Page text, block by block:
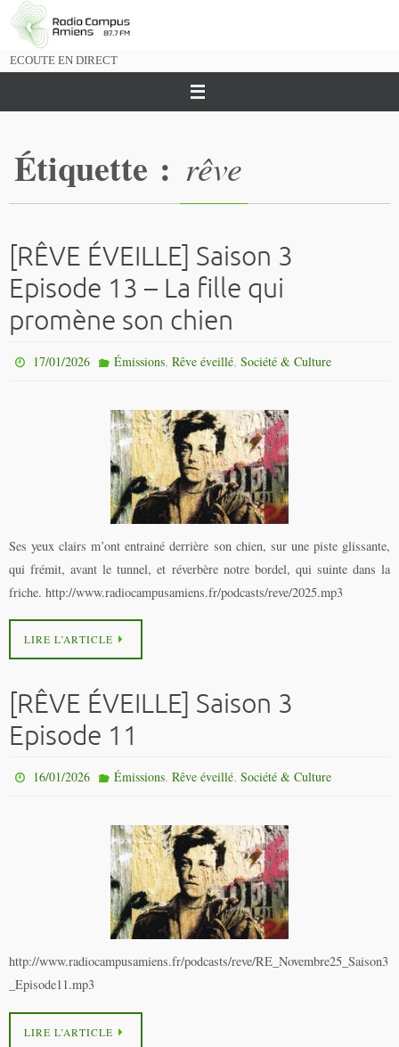
Passer
vers
ECOUTE EN DIRECT
Étiquette : rêve
[RÊVE ÉVEILLE] Saison 3
Episode 13 – La fille qui
promène son chien
17/01/2026 Émissions, Rêve éveillé, Société & Culture
Ses yeux clairs m’ont entrainé derrière son chien, sur une piste glissante,
qui frémit, avant le tunnel, et réverbère notre bordel, qui suinte dans la
friche. http://www.radiocampusamiens.fr/podcasts/reve/2025.mp3
LIRE L’ARTICLE
[RÊVE ÉVEILLE] Saison 3
Episode 11
16/01/2026 Émissions, Rêve éveillé, Société & Culture
http://www.radiocampusamiens.fr/podcasts/reve/RE_Novembre25_Saison3
_Episode11.mp3
LIRE L’ARTICLE